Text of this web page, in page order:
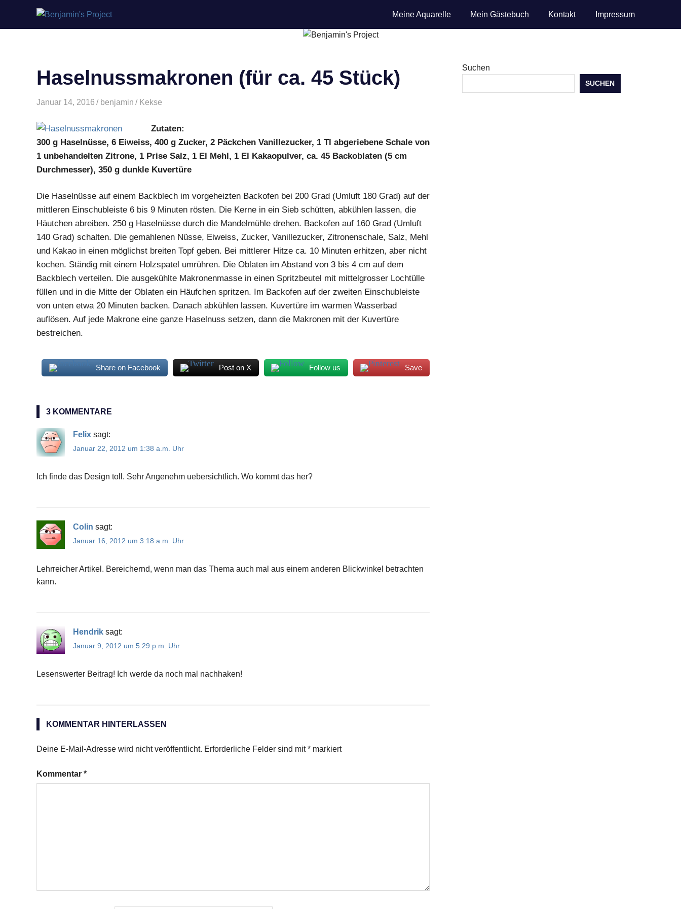
Meine Aquarelle Mein Gästebuch Kontakt Impressum
Haselnussmakronen (für ca. 45 Stück)
Januar 14, 2016 benjamin Kekse
Zutaten:
300 g Haselnüsse, 6 Eiweiss, 400 g Zucker, 2 Päckchen Vanillezucker, 1 Tl abgeriebene Schale von
1 unbehandelten Zitrone, 1 Prise Salz, 1 El Mehl, 1 El Kakaopulver, ca. 45 Backoblaten (5 cm
Durchmesser), 350 g dunkle Kuvertüre
Die Haselnüsse auf einem Backblech im vorgeheizten Backofen bei 200 Grad (Umluft 180 Grad) auf der
mittleren Einschubleiste 6 bis 9 Minuten rösten. Die Kerne in ein Sieb schütten, abkühlen lassen, die
Häutchen abreiben. 250 g Haselnüsse durch die Mandelmühle drehen. Backofen auf 160 Grad (Umluft
140 Grad) schalten. Die gemahlenen Nüsse, Eiweiss, Zucker, Vanillezucker, Zitronenschale, Salz, Mehl
und Kakao in einen möglichst breiten Topf geben. Bei mittlerer Hitze ca. 10 Minuten erhitzen, aber nicht
kochen. Ständig mit einem Holzspatel umrühren. Die Oblaten im Abstand von 3 bis 4 cm auf dem
Backblech verteilen. Die ausgekühlte Makronenmasse in einen Spritzbeutel mit mittelgrosser Lochtülle
füllen und in die Mitte der Oblaten ein Häufchen spritzen. Im Backofen auf der zweiten Einschubleiste
von unten etwa 20 Minuten backen. Danach abkühlen lassen. Kuvertüre im warmen Wasserbad
auflösen. Auf jede Makrone eine ganze Haselnuss setzen, dann die Makronen mit der Kuvertüre
bestreichen.
Share on Facebook Post on X Follow us Save
Makronen
3 KOMMENTARE
Felix sagt:
Januar 22, 2012 um 1:38 a.m. Uhr
Ich finde das Design toll. Sehr Angenehm uebersichtlich. Wo kommt das her?
Colin sagt:
Januar 16, 2012 um 3:18 a.m. Uhr
Lehrreicher Artikel. Bereichernd, wenn man das Thema auch mal aus einem anderen Blickwinkel betrachten
kann.
Hendrik sagt:
Januar 9, 2012 um 5:29 p.m. Uhr
Lesenswerter Beitrag! Ich werde da noch mal nachhaken!
KOMMENTAR HINTERLASSEN
Deine E-Mail-Adresse wird nicht veröffentlicht. Erforderliche Felder sind mit* markiert
Kommentar *
Suchen
SUCHEN